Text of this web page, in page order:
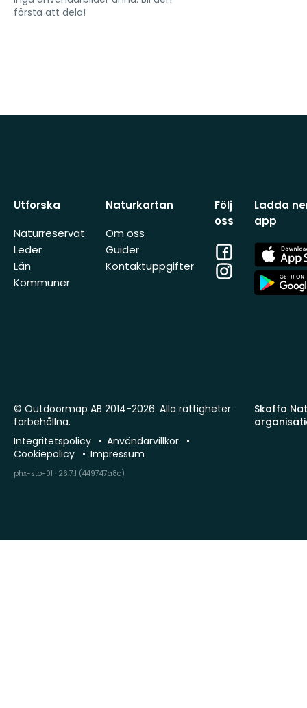
första att dela!
Utforska
Naturreservat
Leder
Län
Kommuner
Naturkartan
Om oss
Guider
Kontaktuppgifter
Följ
oss
Facebook
Instagram
Ladda
app
App
Store
App
Store
Skaffa
© Outdoormap AB 2014-2026. Alla rättigheter
förbehållna.
Integritetspolicy
Användarvillkor
Cookiepolicy
Impressum
phx-sto-01 · 26.7.1 (449747a8c)